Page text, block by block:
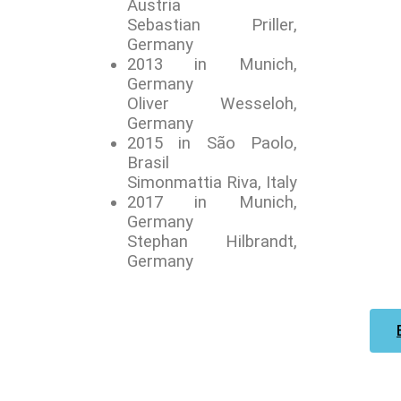
Austria
Sebastian Priller,
Germany
2013 in Munich,
Germany
Oliver Wesseloh,
Germany
2015 in São Paolo,
Brasil
Simonmattia Riva, Italy
2017 in Munich,
Germany
Stephan Hilbrandt,
Germany